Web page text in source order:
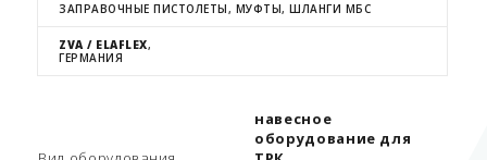
ЗАПРАВОЧНЫЕ ПИСТОЛЕТЫ, МУФТЫ, ШЛАНГИ МБС
ZVA / ELAFLEX,
ГЕРМАНИЯ
навесное
оборудование для